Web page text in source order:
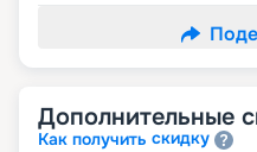
Дополнительные
Как получить скидку